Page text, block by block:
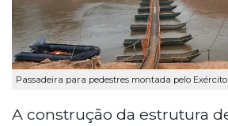
Passadeira para pedestres montada pelo Exército
A construção da estrutura